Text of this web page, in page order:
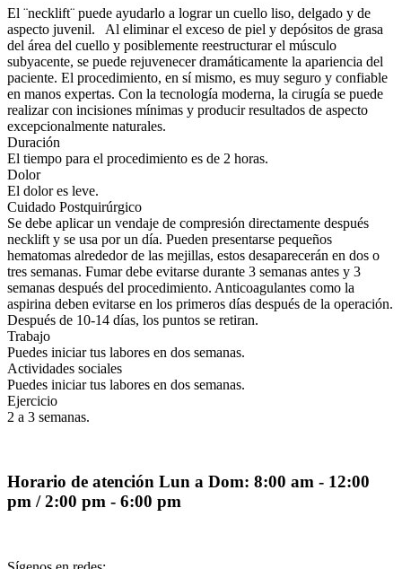
El ¨necklift¨ puede ayudarlo a lograr un cuello liso, delgado y de
aspecto juvenil. Al eliminar el exceso de piel y depósitos de grasa
del área del cuello y posiblemente reestructurar el músculo
subyacente, se puede rejuvenecer dramáticamente la apariencia del
paciente. El procedimiento, en sí mismo, es muy seguro y confiable
en manos expertas. Con la tecnología moderna, la cirugía se puede
realizar con incisiones mínimas y producir resultados de aspecto
excepcionalmente naturales.
Duración
El tiempo para el procedimiento es de 2 horas.
Dolor
El dolor es leve.
Cuidado Postquirúrgico
Se debe aplicar un vendaje de compresión directamente después
necklift y se usa por un día. Pueden presentarse pequeños
hematomas alrededor de las mejillas, estos desaparecerán en dos o
tres semanas. Fumar debe evitarse durante 3 semanas antes y 3
semanas después del procedimiento. Anticoagulantes como la
aspirina deben evitarse en los primeros días después de la operación.
Después de 10-14 días, los puntos se retiran.
Trabajo
Puedes iniciar tus labores en dos semanas.
Actividades sociales
Puedes iniciar tus labores en dos semanas.
Ejercicio
2 a 3 semanas.
Horario de atención Lun a Dom: 8:00 am - 12:00
pm / 2:00 pm - 6:00 pm